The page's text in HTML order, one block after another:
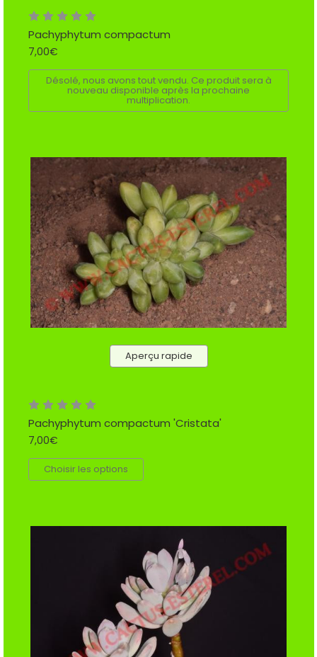
Pachyphytum compactum
7,00€
Désolé, nous avons tout vendu. Ce produit sera à
nouveau disponible après la prochaine
multiplication.
Aperçu rapide
Pachyphytum compactum 'Cristata'
7,00€
Choisir les options